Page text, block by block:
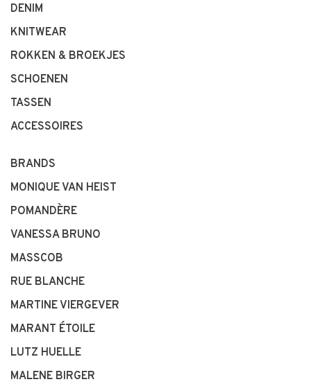
DENIM
KNITWEAR
ROKKEN & BROEKJES
SCHOENEN
TASSEN
ACCESSOIRES
BRANDS
MONIQUE VAN HEIST
POMANDÈRE
VANESSA BRUNO
MASSCOB
RUE BLANCHE
MARTINE VIERGEVER
MARANT ÉTOILE
LUTZ HUELLE
MALENE BIRGER